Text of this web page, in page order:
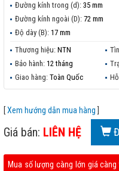
Đường kính trong (d): 35 mm
Đường kính ngoài (D): 72 mm
Độ dày (B): 17 mm
Thương hiệu: NTN
Bảo hành: 12 tháng
Giao hàng: Toàn Quốc
[Xem hướng dẫn mua hàng
Giá bán: LIÊN HỆ
Mua số lượng càng lớn giá